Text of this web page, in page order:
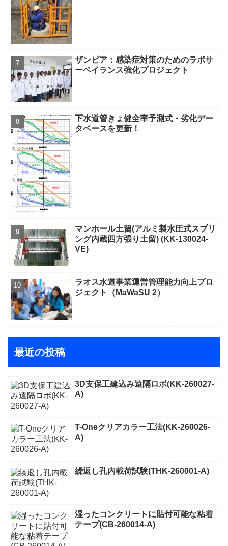
ザンビア：感染症対策のためのラボサ
ーベイランス強化プロジェクト
下水道管きょ健全率予測式・劣化デー
タベースを更新！
マンホール土留(アルミ製水圧式スプリ
ング内蔵四方張り土留) (KK-130024-
VE)
ラオス水道事業運営管理能力向上プロ
ジェクト（MaWaSU 2）
最近の投稿
3D支保工建込み遠隔ロボ(KK-260027-
A)
T-Oneクリアカラー工法(KK-260026-
A)
繰返し孔内載荷試験(THK-260001-A)
湿ったコンクリートに貼付可能な粘着
テープ(CB-260014-A)